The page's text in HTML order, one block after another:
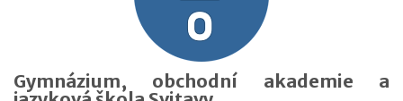
Gymnázium, obchodní akademie a